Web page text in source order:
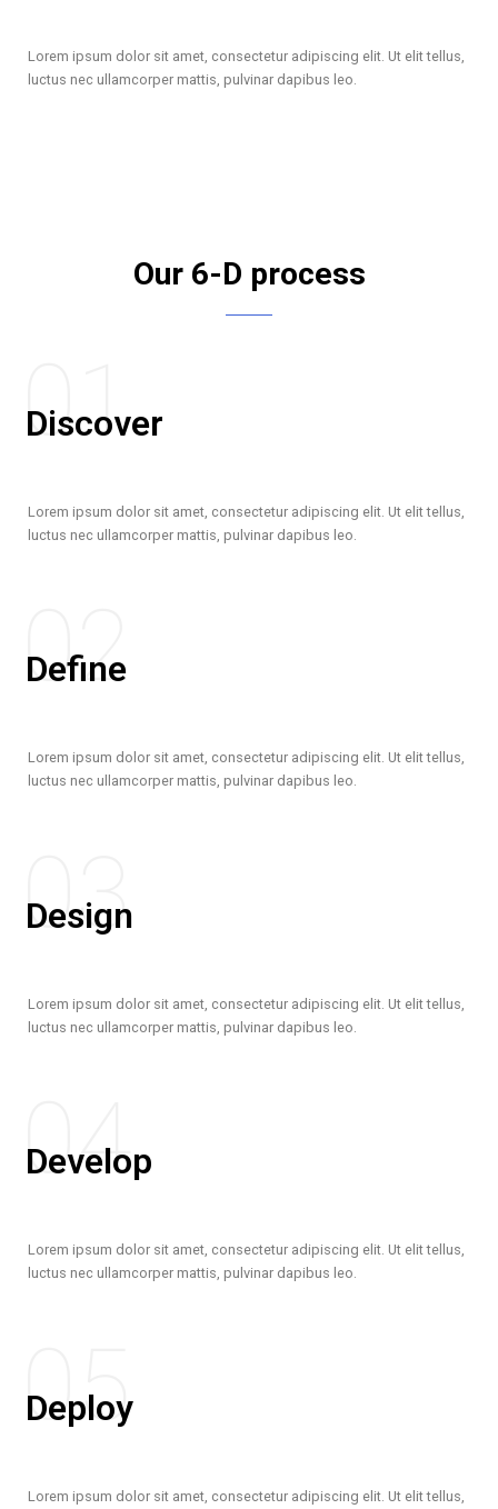
Lorem ipsum dolor sit amet, consectetur adipiscing elit. Ut elit tellus,
luctus nec ullamcorper mattis, pulvinar dapibus leo.
Our 6-D process
01
Discover
Lorem ipsum dolor sit amet, consectetur adipiscing elit. Ut elit tellus,
luctus nec ullamcorper mattis, pulvinar dapibus leo.
02
Define
Lorem ipsum dolor sit amet, consectetur adipiscing elit. Ut elit tellus,
luctus nec ullamcorper mattis, pulvinar dapibus leo.
03
Design
Lorem ipsum dolor sit amet, consectetur adipiscing elit. Ut elit tellus,
luctus nec ullamcorper mattis, pulvinar dapibus leo.
04
Develop
Lorem ipsum dolor sit amet, consectetur adipiscing elit. Ut elit tellus,
luctus nec ullamcorper mattis, pulvinar dapibus leo.
05
Deploy
Lorem ipsum dolor sit amet, consectetur adipiscing elit. Ut elit tellus,